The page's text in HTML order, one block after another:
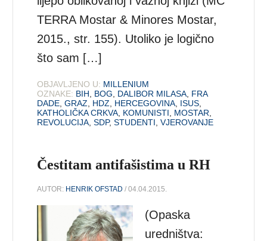
TERRA Mostar & Minores Mostar,
2015., str. 155). Utoliko je logično
što sam […]
OBJAVLJENO U: MILLENIUM
OZNAKE: BIH BOG DALIBOR MILASA FRA
DADE ,GRAZ HDZ HERCEGOVINA ISUS
KATHOLIČKA CRKVA KOMUNISTI MOSTAR
REVOLUCIJA ,SDP,STUDENTI ,VJEROVANJE
Čestitam antifašistima u RH
AUTOR: HENRIK OFSTAD / 04.04.2015.
(Opaska
uredništva: